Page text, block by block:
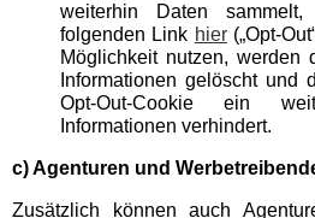
Gelsenkirchener
Weihnachtscircus
Halloween Horror House
Alsdorf
weiterhin Daten
folgenden Link hier(„Opt-
Möglichkeit nutzen, werden
Informationen gelöscht und
Opt-Out-Cookie ein
Informationen verhindert.
c) Agenturen und
Zusätzlich können auch